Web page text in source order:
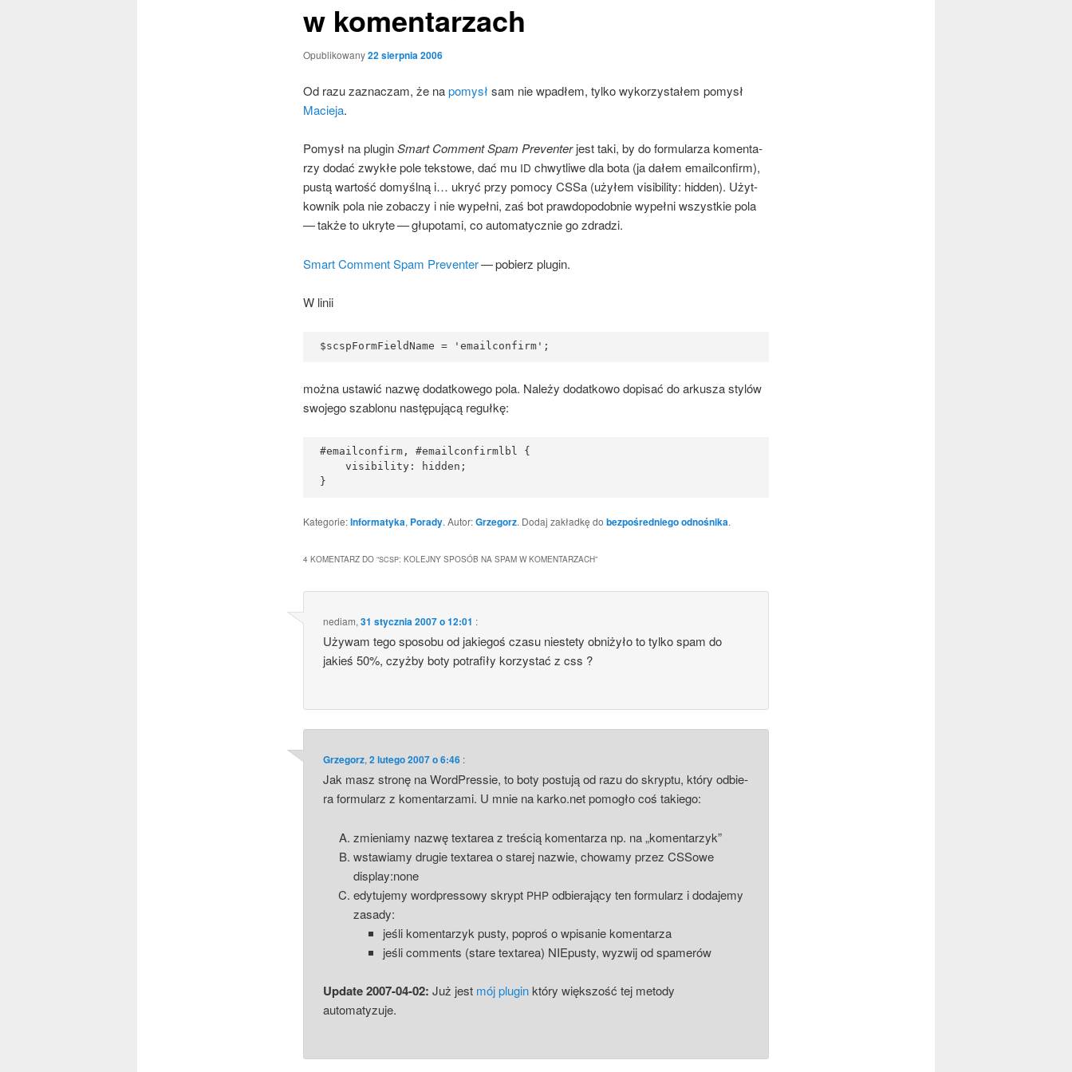
w komentarzach
Opublikowany22 sierpnia 2006
Od razu zazna­czam, że napomysł sam nie wpa­dłem, tyl­ko wyko­rzy­sta­łem pomysł
Macie­ja.
Pomysł na plu­ginSmart Com­ment Spam Pre­ven­terjest taki, by do for­mu­la­rza komen­ta­
rzy dodać zwy­kłe pole tek­sto­we, dać mu ID chwy­tli­we dla bota (ja dałem ema­il­con­firm),
pustą war­tość domyśl­ną i… ukryć przy pomo­cy CSSa (uży­łem visi­bi­li­ty: hid­den). Użyt­
kow­nik pola nie zoba­czy i nie wypeł­ni, zaś bot praw­do­po­dob­nie wypeł­ni wszyst­kie pola
— tak­że to ukry­te — głu­po­ta­mi, co auto­ma­tycz­nie go zdradzi.
Smart Com­ment Spam Pre­ven­ter— pobierz plugin.
W linii
moż­na usta­wić nazwę dodat­ko­we­go pola. Nale­ży dodat­ko­wo dopi­sać do arku­sza sty­lów
swo­je­go sza­blo­nu nastę­pu­ją­cą regułkę:
#emailconfirm, #emailconfirmlbl {
    visibility: hidden;
Kategorie:Informatyka, Porady. Autor:Grzegorz. Dodaj zakładkę do bezpośredniego odnośnika.
4 KOMENTARZ DO “SCSP: KOLEJNY SPOSÓB NA SPAM W KOMENTARZACH”
nediam,31 stycznia 2007 o 12:01 :
Uży­wam tego spo­so­bu od jakie­goś cza­su nie­ste­ty obni­ży­ło to tyl­ko spam do
jakieś 50%, czyż­by boty potra­fi­ły korzy­stać z css ?
Grzegorz,2 lutego 2007 o 6:46 :
Jak masz stro­nę na Word­Pres­sie, to boty postu­ją od razu do skryp­tu, któ­ry odbie­
ra for­mu­larz z komen­ta­rza­mi. U mnie na kar​ko​.net pomo­gło coś takiego:
zmie­nia­my nazwę texta­rea z tre­ścią komen­ta­rza np. na „komen­ta­rzyk”
wsta­wia­my dru­gie texta­rea o sta­rej nazwie, cho­wa­my przez CSSo­we
display:none
edy­tu­je­my word­pres­so­wy skrypt PHPodbie­ra­ją­cy ten for­mu­larz i doda­je­my
zasady:
jeśli komen­ta­rzyk pusty, poproś o wpi­sa­nie komentarza
jeśli com­ments (sta­re texta­rea) NIE­pu­sty, wyzwij od spamerów
Upda­te 2007-04-02: Już jest mój plu­ginktó­ry więk­szość tej meto­dy
automatyzuje.